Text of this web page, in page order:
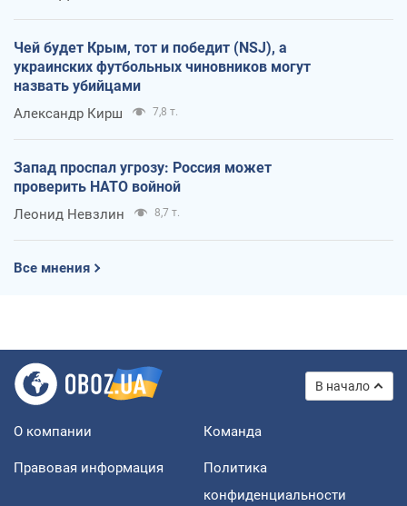
Чей будет Крым, тот и победит (NSJ), а
украинских футбольных чиновников могут
назвать убийцами
Александр Кирш 7,8 т.
Запад проспал угрозу: Россия может
проверить НАТО войной
Леонид Невзлин 8,7 т.
Все мнения
В начало
О компании Команда
Правовая информация
Политика
конфиденциальности